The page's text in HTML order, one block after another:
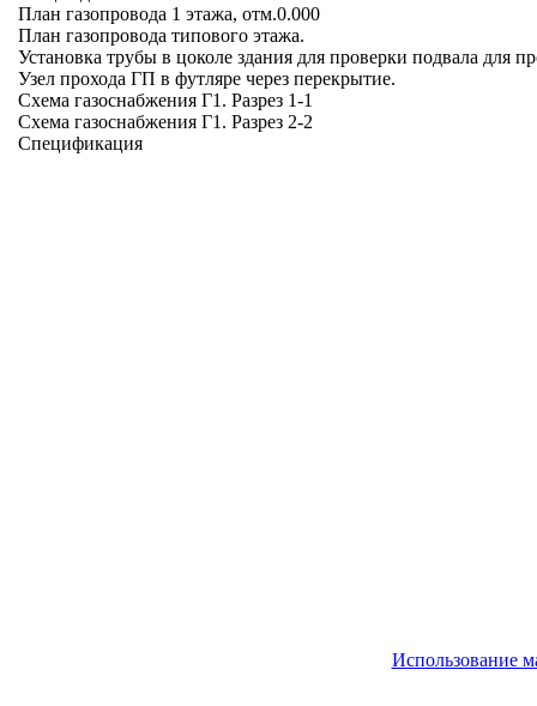
План газопровода 1 этажа, отм.0.000
План газопровода типового этажа.
Установка трубы в цоколе здания для проверки подвала для
Узел прохода ГП в футляре через перекрытие.
Схема газоснабжения Г1. Разрез 1-1
Схема газоснабжения Г1. Разрез 2-2
Спецификация
Использование